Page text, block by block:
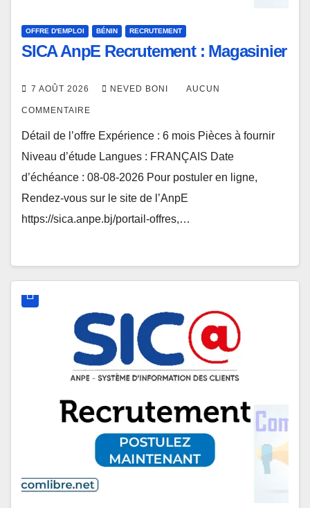
OFFRE D'EMPLOI BÉNIN RECRUTEMENT
SICA AnpE Recrutement : Magasinier
7 AOÛT 2026 NEVED BONI AUCUN
COMMENTAIRE
Détail de l’offre Expérience : 6 mois Pièces à fournir
Niveau d’étude Langues : FRANÇAIS Date
d’échéance : 08-08-2026 Pour postuler en ligne,
Rendez-vous sur le site de l’AnpE
https://sica.anpe.bj/portail-offres,…